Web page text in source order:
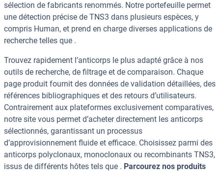
sélection de fabricants renommés. Notre portefeuille permet
une détection précise de TNS3 dans plusieurs espèces, y
compris Human, et prend en charge diverses applications de
recherche telles que .
Trouvez rapidement l’anticorps le plus adapté grâce à nos
outils de recherche, de filtrage et de comparaison. Chaque
page produit fournit des données de validation détaillées, des
références bibliographiques et des retours d’utilisateurs.
Contrairement aux plateformes exclusivement comparatives,
notre site vous permet d’acheter directement les anticorps
sélectionnés, garantissant un processus
d’approvisionnement fluide et efficace. Choisissez parmi des
anticorps polyclonaux, monoclonaux ou recombinants TNS3,
issus de différents hôtes tels que . Parcourez nos produits